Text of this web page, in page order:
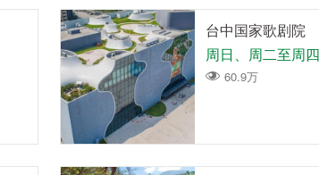
台中国家歌剧院
60.9万